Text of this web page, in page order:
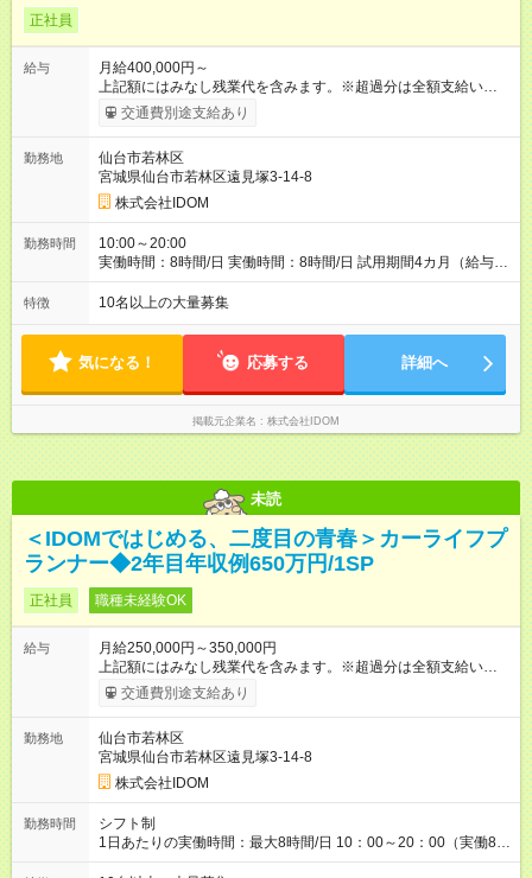
正社員
給与
月給400,000円～
上記額にはみなし残業代を含みます。※超過分は全額支給いたし
ます。 みなし残業代 51,021円 以上／月 みなし残業時間 20時間
／月 ※前職給与・経験を考慮し、決定いたします。 給与にプラ
■地域給（月2万5000円まで ※地域による） ■能力給（月最大9
万9000円） ■店長能力給（月最大35万2000円） ■インセンティ
ブ（年3回／最大140万円）※ ■子供手当（1人／月2万円～3万
円）※18歳まで ■店長手当（月2万円） ■店舗規模手当（月最大
10万円） ※インセンティブは、一部所属部署により年3回支給。
所属事業部によって、基準が異なります。 【試用期間】試用期
じです。
交通費別途支給あり
勤務地
仙台市若林区
宮城県仙台市若林区遠見塚3-14-8
株式会社IDOM
勤務時間
10:00～20:00
実働時間：8時間/日 実働時間：8時間/日 試用期間4カ月（給与や
その他条件に変更なし） ※契約期間の定めなし
特徴 10名以上の大量募集
気になる！ 応募する 詳細へ
掲載元企業名 株式会社IDOM
未読
＜IDOMではじめる、二度目の青春＞カーライフプ
ランナー◆2年目年収例650万円/1SP
正社員 職種未経験OK
給与
月給250,000円～350,000円
上記額にはみなし残業代を含みます。※超過分は全額支給いたし
ます。 みなし残業代 31,888円 以上／月 みなし残業時間 20時間
／月 ※上記に加えインセンティブあり（年3回） ※前職給与・経
円～ （月給40万円＋地域手当2万5000円＋管理職手当2万円＋店
舗規模手当5万円＋管理職能力給5万5000円） ※想定年収650万
円～1000万円前後（業績評価により変動） ※能力に応じて即昇
級、早期昇進も可能です。 【試用期間】試用期間あり 試用期間
の長さ：4ヶ月 雇用形態、給与は本採用時と同じです。
交通費別途支給あり
勤務地
仙台市若林区
宮城県仙台市若林区遠見塚3-14-8
株式会社IDOM
勤務時間
シフト制
1日あたりの実働時間：最大8時間/日 10：00～20：00（実働8時
間）